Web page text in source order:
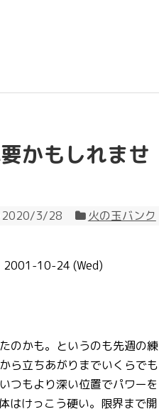
かもしれませ
2020/3/28 火の玉バンク
2001-10-24 (Wed)
のかも。というのも先週の練
ら立ちあがりまでいくらでも
つもより深い位置でパワーを
はけっこう硬い。限界まで開